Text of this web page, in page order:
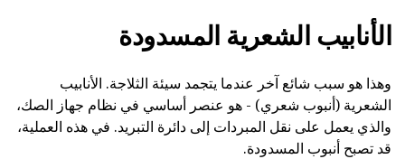
الأنابيب الشعرية المسدودة
وهذا هو سبب شائع آخر عندما يتجمد سيئة الثلاجة. الأنابيب
الشعرية (أنبوب شعري) - هو عنصر أساسي في نظام جهاز الصك،
والذي يعمل على نقل المبردات إلى دائرة التبريد. في هذه العملية،
قد تصبح أنبوب المسدودة.